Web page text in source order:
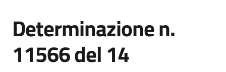
atti
bandi
Determinazione n.
11566 del 14